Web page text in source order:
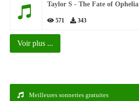
Taylor S - The Fate of Ophelia
571 343
Voir plus ...
Meilleures sonneries gratuites